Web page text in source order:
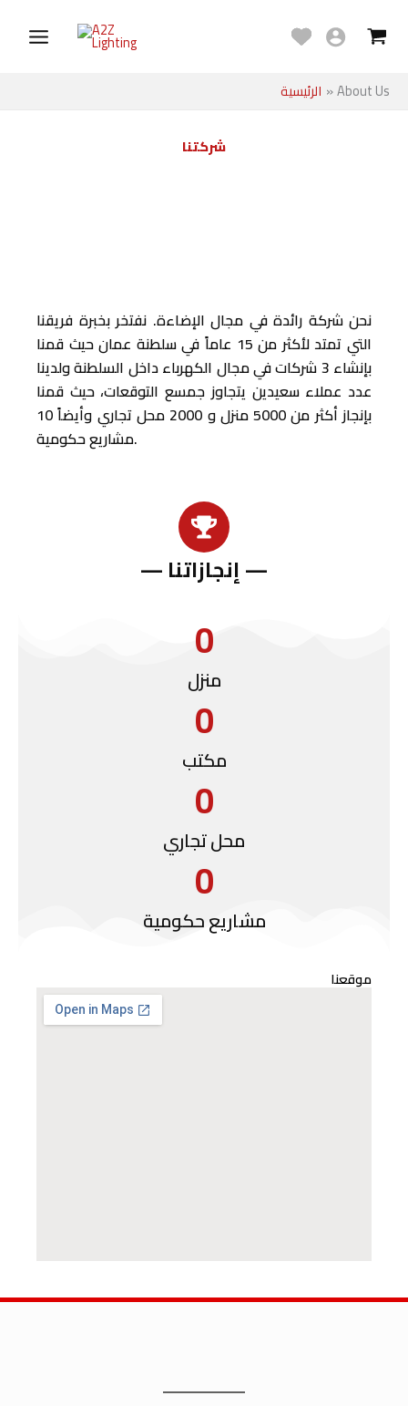
Menu
الرئيسية About Us
شركتنا
نحن شركة رائدة في مجال الإضاءة. نفتخر بخبرة فريقنا
التي تمتد لأكثر من 15 عاماً في سلطنة عمان حيث قمنا
بإنشاء 3 شركات في مجال الكهرباء داخل السلطنة ولدينا
عدد عملاء سعيدين يتجاوز جمسع التوقعات، حيث قمنا
بإنجاز أكثر من 5000 منزل و 2000 محل تجاري وأيضاً 10
مشاريع حكومية.
— إنجازاتنا —
منزل
0
مكتب
0
محل تجاري
0
مشاريع حكومية
0
موقعنا